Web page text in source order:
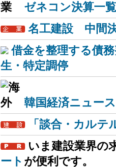
ゼネコン決算一
名工建設 中間
借金を整理する債
生・特定調停
韓国経済ニュー
「談合・カル
いま建設業界の
ート が便利です。